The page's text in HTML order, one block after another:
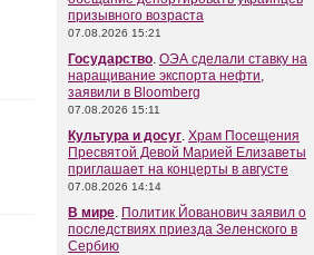
призывного возраста
07.08.2026 15:21
Государство. ОЭА сделали ставку на
наращивание экспорта нефти,
заявили в Bloomberg
07.08.2026 15:11
Культура и досуг. Храм Посещения
Пресвятой Девой Марией Елизаветы
приглашает на концерты в августе
07.08.2026 14:14
В мире. Политик Йованович заявил о
последствиях приезда Зеленского в
Сербию